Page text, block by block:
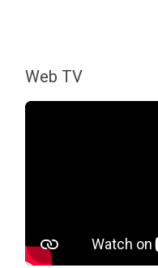
Web TV